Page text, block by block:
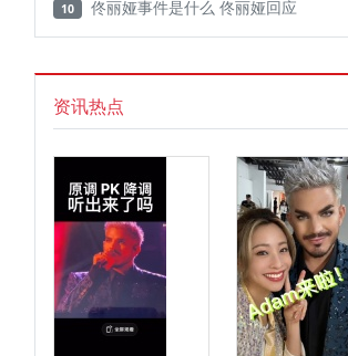
10 佟丽娅事件是什么 佟丽娅回应
资讯热点